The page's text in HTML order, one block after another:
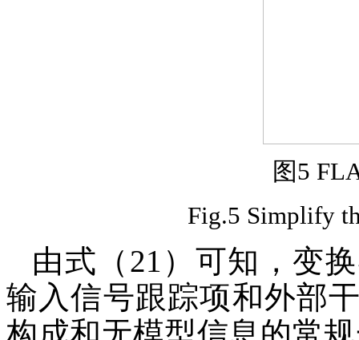
图5
Fig.5 Simplify
由式（21）可知，变
输入信号跟踪项和外部
构成和无模型信息的常